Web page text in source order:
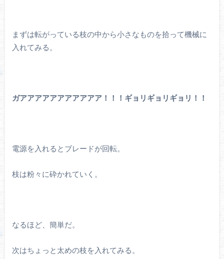
まずは転がっている枝の中から小さなものを拾って機械に
入れてみる。
ガアアアアアアアアアアア！！！ギョリギョリギョリ！！
電源を入れるとブレードが回転。
枝は粉々に砕かれていく。
なるほど、簡単だ。
次はちょっと太めの枝を入れてみる。